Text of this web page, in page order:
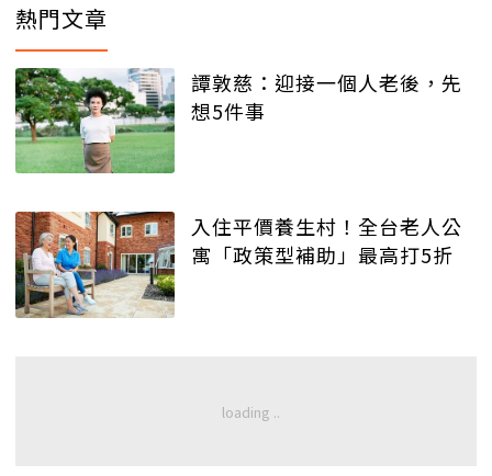
熱門文章
譚敦慈：迎接一個人老後，先
想5件事
入住平價養生村！全台老人公
寓「政策型補助」最高打5折